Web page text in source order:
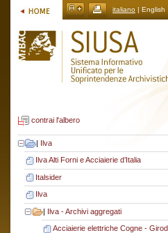
italiano | English
contrai l'albero
| Ilva
Ilva Alti Forni e Acciaierie d’Italia
Italsider
Ilva
| Ilva - Archivi aggregati
Acciaierie elettriche Cogne - Girod